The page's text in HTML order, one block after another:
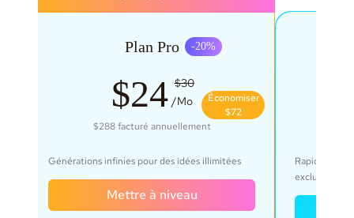
Plan Pro -20%
$24 $30
/Mo
Économiser
$72
$288 facturé annuellement
Générations infinies pour des idées illimitées
Mettre à niveau
Rapide, pour
exclusif